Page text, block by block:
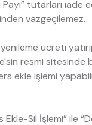
tutarları iade
vazgeçilemez.
ücreti
resmi sitesinde
ekle işlemi
Ekle-Sil İşlemi” ile